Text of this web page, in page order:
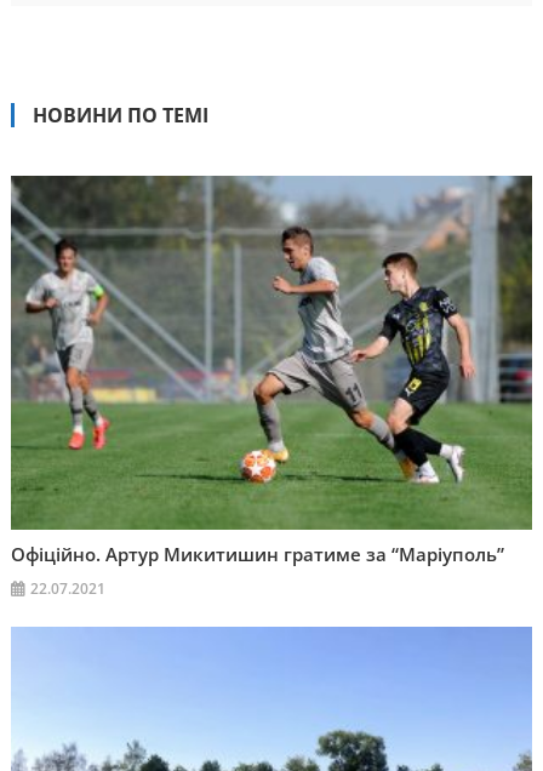
НОВИНИ ПО ТЕМІ
Офіційно. Артур Микитишин гратиме за “Маріуполь”
22.07.2021